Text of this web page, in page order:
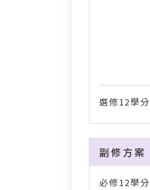
選修12學分
副修方案
必修12學分